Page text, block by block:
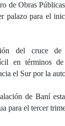
de Obras
palazo para el
del cruce
en términos
el Sur por la
de Baní
para el tercer